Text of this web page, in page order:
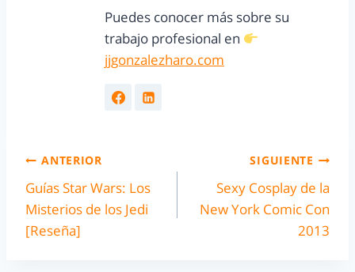
Puedes conocer más sobre su
trabajo profesional en
jjgonzalezharo.com
ANTERIOR
Guías Star Wars: Los
Misterios de los Jedi
[Reseña]
SIGUIENTE
Sexy Cosplay de la
New York Comic Con
2013